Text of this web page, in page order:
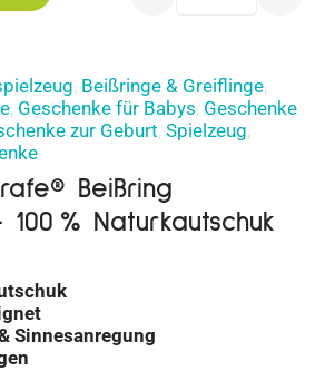
, Beißringe & Greiflinge,
, Geschenke für Babys, Geschenke
zur Geburt, Spielzeug,
Beißring
100 % Naturkautschuk
Sinnesanregung